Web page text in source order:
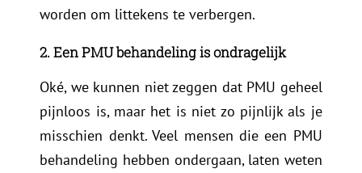
worden om littekens te verbergen.
2. Een PMU behandeling is ondragelijk
Oké, we kunnen niet zeggen dat PMU geheel
pijnloos is, maar het is niet zo pijnlijk als je
misschien denkt. Veel mensen die een PMU
behandeling hebben ondergaan, laten weten